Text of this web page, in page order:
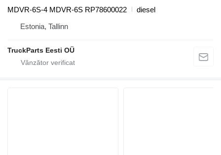
MDVR-6S-4 MDVR-6S RP78600022
diesel
Estonia, Tallinn
TruckParts Eesti OÜ